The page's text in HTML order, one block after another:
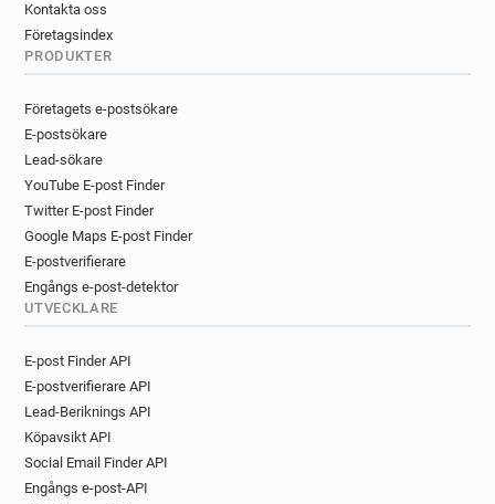
Kontakta oss
Företagsindex
PRODUKTER
Företagets e-postsökare
E-postsökare
Lead-sökare
YouTube E-post Finder
Twitter E-post Finder
Google Maps E-post Finder
E-postverifierare
Engångs e-post-detektor
UTVECKLARE
E-post Finder API
E-postverifierare API
Lead-Beriknings API
Köpavsikt API
Social Email Finder API
Engångs e-post-API